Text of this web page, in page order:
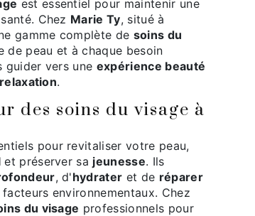
est essentiel pour maintenir une
Chez Marie Ty, situé à
gamme complète de soins du
de peau et à chaque besoin
guider vers une expérience beauté
relaxation.
des soins du visage à
pour revitaliser votre peau,
et préserver sa jeunesse. Ils
, d'hydrater et de réparer
environnementaux. Chez
du visage professionnels pour